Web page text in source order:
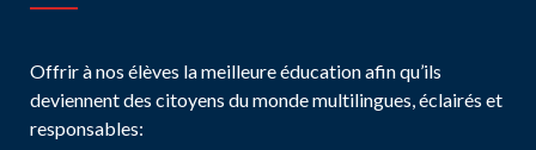
Offrir à nos élèves la meilleure éducation afin qu’ils
deviennent des citoyens du monde multilingues, éclairés et
responsables: